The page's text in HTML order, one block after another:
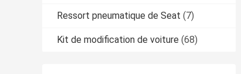
Ressort pneumatique de Seat (7)
Kit de modification de voiture (68)